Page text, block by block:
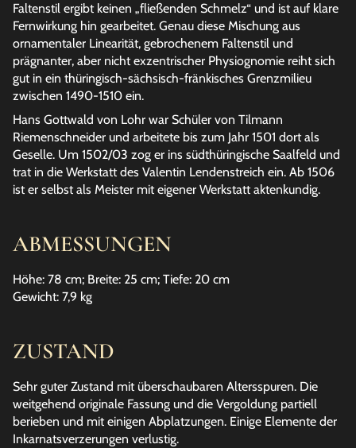
Faltenstil ergibt keinen „fließenden Schmelz“ und ist auf klare
Fernwirkung hin gearbeitet. Genau diese Mischung aus
ornamentaler Linearität, gebrochenem Faltenstil und
prägnanter, aber nicht exzentrischer Physiognomie reiht sich
gut in ein thüringisch-sächsisch-fränkisches Grenzmilieu
zwischen 1490-1510 ein.
Hans Gottwald von Lohr war Schüler von Tilmann
Riemenschneider und arbeitete bis zum Jahr 1501 dort als
Geselle. Um 1502/03 zog er ins südthüringische Saalfeld und
trat in die Werkstatt des Valentin Lendenstreich ein. Ab 1506
ist er selbst als Meister mit eigener Werkstatt aktenkundig.
ABMESSUNGEN
Höhe: 78 cm; Breite: 25 cm; Tiefe: 20 cm
Gewicht: 7,9 kg
ZUSTAND
Sehr guter Zustand mit überschaubaren Altersspuren. Die
weitgehend originale Fassung und die Vergoldung partiell
berieben und mit einigen Abplatzungen. Einige Elemente der
Inkarnatsverzerungen verlustig.